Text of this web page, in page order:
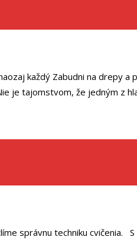
každý Zabudni na drepy
je tajomstvom, že jedným z
správnu techniku cvičenia.